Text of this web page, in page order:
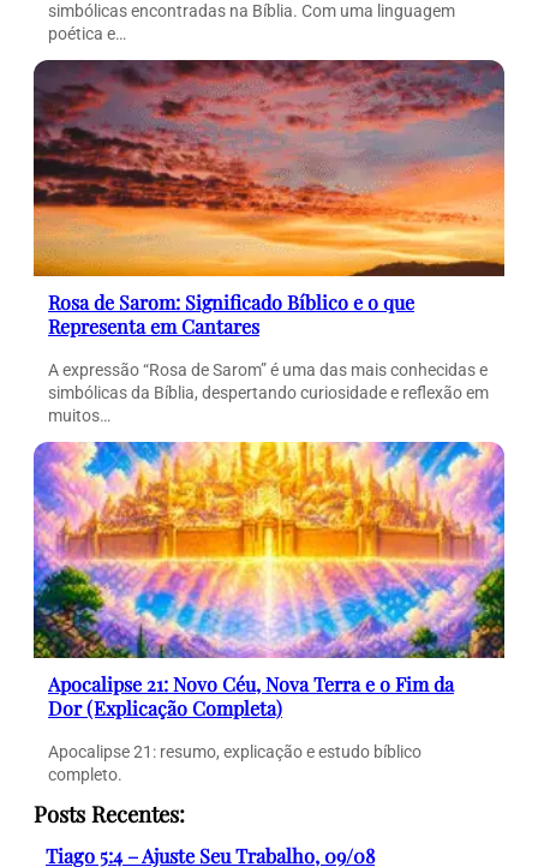
simbólicas encontradas na Bíblia. Com uma linguagem
poética e…
Rosa de Sarom: Significado Bíblico e o que
Representa em Cantares
A expressão “Rosa de Sarom” é uma das mais conhecidas e
simbólicas da Bíblia, despertando curiosidade e reflexão em
muitos…
Apocalipse 21: Novo Céu, Nova Terra e o Fim da
Dor (Explicação Completa)
Apocalipse 21: resumo, explicação e estudo bíblico
completo.
Posts Recentes:
Tiago 5:4 – Ajuste Seu Trabalho, 09/08